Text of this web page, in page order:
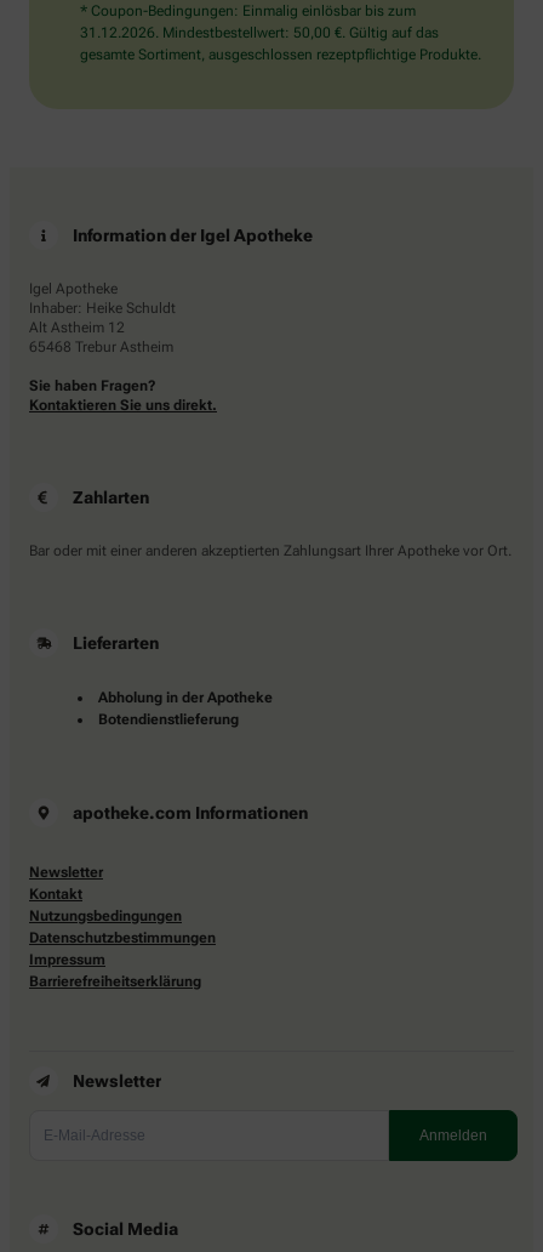
* Coupon-Bedingungen: Einmalig einlösbar bis zum
31.12.2026. Mindestbestellwert: 50,00 €. Gültig auf das
gesamte Sortiment, ausgeschlossen rezeptpflichtige Produkte.
Information der Igel Apotheke
Igel Apotheke
Inhaber: Heike Schuldt
Alt Astheim 12
65468 Trebur Astheim
Sie haben Fragen?
Kontaktieren Sie uns direkt.
Zahlarten
Bar oder mit einer anderen akzeptierten Zahlungsart Ihrer Apotheke vor Ort.
Lieferarten
Abholung in der Apotheke
Botendienstlieferung
apotheke.com Informationen
Newsletter
Kontakt
Nutzungsbedingungen
Datenschutzbestimmungen
Impressum
Barrierefreiheitserklärung
Newsletter
Social Media